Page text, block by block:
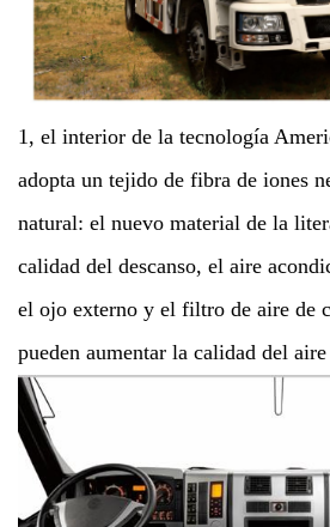
1, el interior de la tecnología
adopta un tejido de fibra de iones
natural: el nuevo material de la
calidad del descanso, el aire
el ojo externo y el filtro de aire de
pueden aumentar la calidad del